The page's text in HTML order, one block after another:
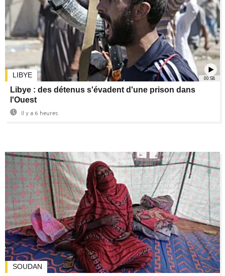
00:58
LIBYE
Libye : des détenus s'évadent d'une prison dans
l'Ouest
Il y a 6 heures
SOUDAN